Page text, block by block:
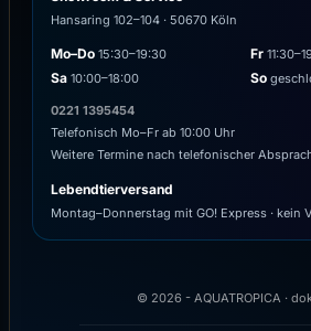
Hansaring 102–104 · 50670 Köln
Mo–Do 15:30–19:30 Fr
Sa 10:00–18:00 So
0221 1395454
Telefonisch Mo–Fr ab 10:00 Uhr
Weitere Termine nach telefonischer
Lebendtierversand
Montag–Donnerstag mit GO! Express · kein
© 2026 - AQUATROPICA ·